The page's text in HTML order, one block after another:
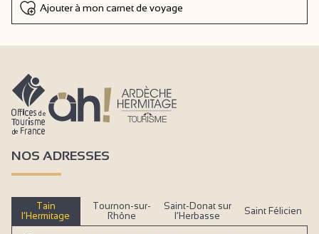
Ajouter à mon carnet de voyage
NOS ADRESSES
Tain
l’Hermitage
Tournon-sur-
Rhône
Saint-Donat sur
l’Herbasse
Saint Félicien